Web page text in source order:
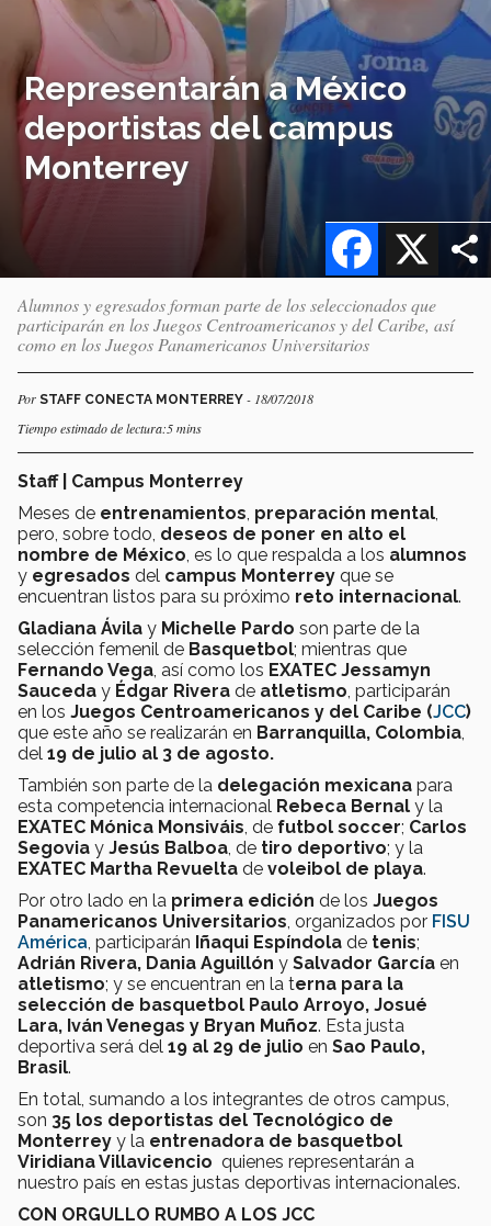
Representarán a México
deportistas del campus
Monterrey
X
Facebook
Alumnos y egresados forman parte de los seleccionados que
participarán en los Juegos Centroamericanos y del Caribe, así
como en los Juegos Panamericanos Universitarios
Por STAFF CONECTA MONTERREY - 18/07/2018
Tiempo estimado de lectura:5 mins
Staff | Campus Monterrey
Meses de entrenamientos preparación mental
pero, sobre todo, deseos de poner en alto el
nombre de México , es lo que respalda a los alumnos
y egresados del campus Monterrey que se
encuentran listos para su próximo reto internacional.
Gladiana Ávila y Michelle Pardo son parte de la
selección femenil de Basquetbol; mientras que
Fernando Vega , así como los EXATEC Jessamyn
Sauceda y Édgar Rivera de atletismo , participarán
en los Juegos Centroamericanos y del Caribe (JCC)
que este año se realizarán en Barranquilla, Colombia
del 19 de julio al 3 de agosto.
También son parte de la delegación mexicana para
esta competencia internacional Rebeca Bernal y la
EXATEC Mónica Monsiváis , de futbol soccer; Carlos
Segovia y Jesús Balboa , de tiro deportivo; y la
EXATEC Martha Revuelta de voleibol de playa.
Por otro lado en la primera edición de los Juegos
Panamericanos Universitarios , organizados por FISU
América , participarán Iñaqui Espíndola de tenis;
Adrián Rivera, Dania Aguillón y Salvador García en
atletismo; y se encuentran en la terna para la
selección de basquetbol Paulo Arroyo, Josué
Lara, Iván Venegas y Bryan Muñoz. Esta justa
deportiva será del 19 al 29 de julio en Sao Paulo,
Brasil.
En total, sumando a los integrantes de otros campus,
son 35 los deportistas del Tecnológico de
Monterrey y la entrenadora de basquetbol
Viridiana Villavicencio quienes representarán a
nuestro país en estas justas deportivas internacionales.
CON ORGULLO RUMBO A LOS JCC